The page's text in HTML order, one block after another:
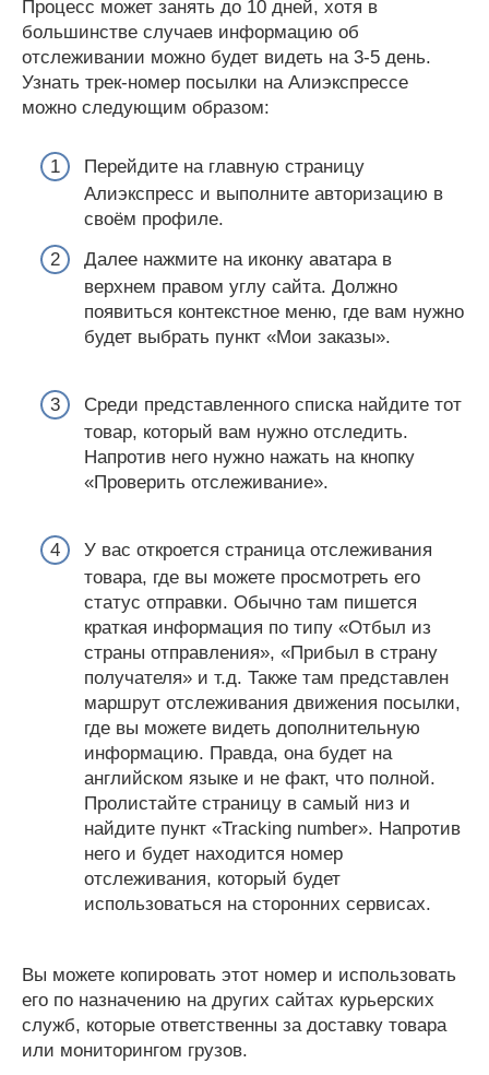
Процесс может занять до 10 дней, хотя в
большинстве случаев информацию об
отслеживании можно будет видеть на 3-5 день.
Узнать трек-номер посылки на Алиэкспрессе
можно следующим образом:
Перейдите на главную страницу
Алиэкспресс и выполните авторизацию в
своём профиле.
Далее нажмите на иконку аватара в
верхнем правом углу сайта. Должно
появиться контекстное меню, где вам нужно
будет выбрать пункт «Мои заказы».
Среди представленного списка найдите тот
товар, который вам нужно отследить.
Напротив него нужно нажать на кнопку
«Проверить отслеживание».
У вас откроется страница отслеживания
товара, где вы можете просмотреть его
статус отправки. Обычно там пишется
краткая информация по типу «Отбыл из
страны отправления», «Прибыл в страну
получателя» и т.д. Также там представлен
маршрут отслеживания движения посылки,
где вы можете видеть дополнительную
информацию. Правда, она будет на
английском языке и не факт, что полной.
Пролистайте страницу в самый низ и
найдите пункт «Tracking number». Напротив
него и будет находится номер
отслеживания, который будет
использоваться на сторонних сервисах.
Вы можете копировать этот номер и использовать
его по назначению на других сайтах курьерских
служб, которые ответственны за доставку товара
или мониторингом грузов.